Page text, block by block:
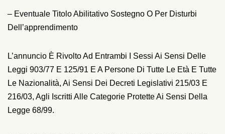
– Eventuale Titolo Abilitativo Sostegno O Per Disturbi
Dell’apprendimento
L’annuncio È Rivolto Ad Entrambi I Sessi Ai Sensi Delle
Leggi 903/77 E 125/91 E A Persone Di Tutte Le Età E Tutte
Le Nazionalità, Ai Sensi Dei Decreti Legislativi 215/03 E
216/03, Agli Iscritti Alle Categorie Protette Ai Sensi Della
Legge 68/99.